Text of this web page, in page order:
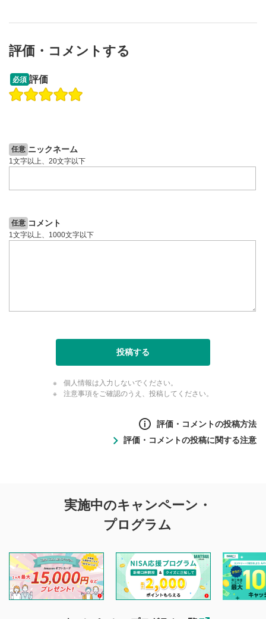
操作説明動画
評価・コメントする
必須 評価
任意 ニックネーム
1文字以上、20文字以下
任意 コメント
1文字以上、1000文字以下
投稿する
個人情報は入力しないでください。
注意事項をご確認のうえ、投稿してください。
評価・コメントの投稿方法
評価・コメントの投稿に関する注意
投稿に関する注意
を目的として、各動画コンテンツに、評価およびコメントの
投稿ができます。利用者は以下の注意事項をご理解のうえ、
閲覧および投稿を行うものとしてください。
他の利用者が動画を視聴される際の参考になるコメントをお
待ちしております。
なお、投稿をもって、本注意事項に同意されたものとみなし
実施中のキャンペーン・
プログラム